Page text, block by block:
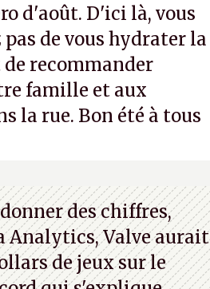
d'août. D'ici là, vous
de vous hydrater la
de recommander
famille et aux
la rue. Bon été à tous
des chiffres,
Analytics, Valve aurait
de jeux sur le